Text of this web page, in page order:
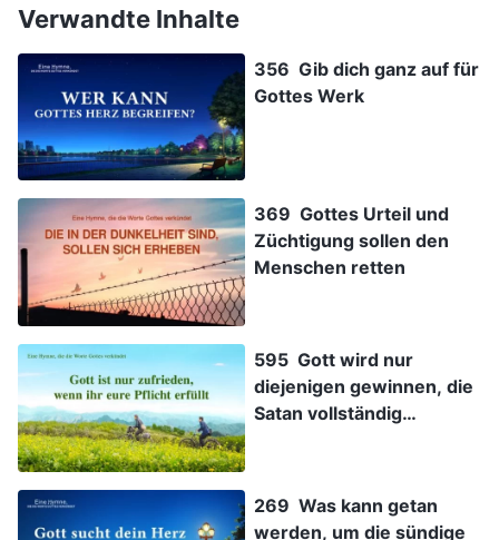
Verwandte Inhalte
356 Gib dich ganz auf für
Gottes Werk
369 Gottes Urteil und
Züchtigung sollen den
Menschen retten
595 Gott wird nur
diejenigen gewinnen, die
Satan vollständig
269 Was kann getan
werden, um die sündige